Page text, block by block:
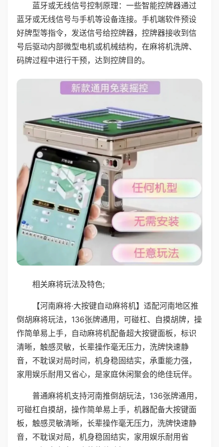
蓝牙或无线信号控制原理：一些智能控牌器通过
蓝牙或无线信号与手机等设备连接。手机端软件预设
好牌型等指令，发送信号给控牌器，控牌器接收到信
号后驱动内部微型电机或机械结构，在麻将机洗牌、
码牌过程中进行干预，达到控牌目的。
相关麻将玩法及特色;
【河南麻将·大按键自动麻将机】适配河南地区推
倒胡麻将玩法，136张牌通用，可碰杠、自摸胡牌，操
作简单易上手，自动麻将机配备超大按键面板，标识
清晰，触感灵敏，长辈操作毫无压力，洗牌快速静
音，不耽误对局时间，机身稳固结实，承重能力强，
家用娱乐耐用又省心，是家庭休闲聚会的绝佳玩伴。
普通麻将机支持河南推倒胡玩法，136张牌通用，
可碰杠自摸胡，操作简单易上手，机器配备大按键面
板，触感灵敏清晰，长辈操作毫无压力，洗牌快速静
音，不耽误对局，机身稳固结实，家用娱乐耐用省